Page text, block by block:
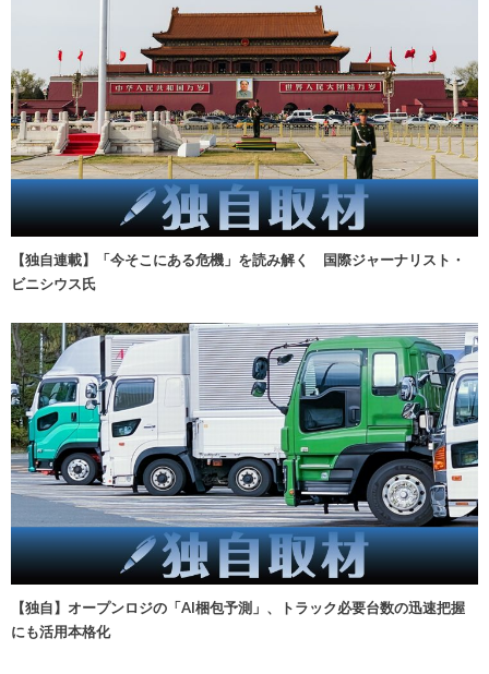
【独自連載】「今そこにある危機」を読み解く 国際ジャーナリスト・
ビニシウス氏
【独自】オープンロジの「AI梱包予測」、トラック必要台数の迅速把握
にも活用本格化